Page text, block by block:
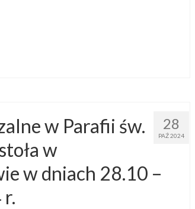
28
PAŹ 2024
w Parafii św.
w
w dniach 28.10 –